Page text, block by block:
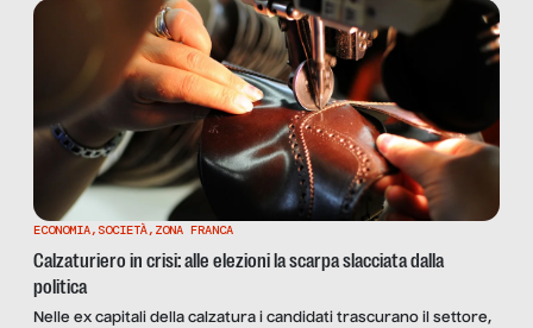
Conservatorio Rossini […]
ECONOMIA, SOCIETÀ, ZONA FRANCA
Calzaturiero in crisi: alle elezioni la scarpa slacciata dalla
politica
Nelle ex capitali della calzatura i candidati trascurano il settore,